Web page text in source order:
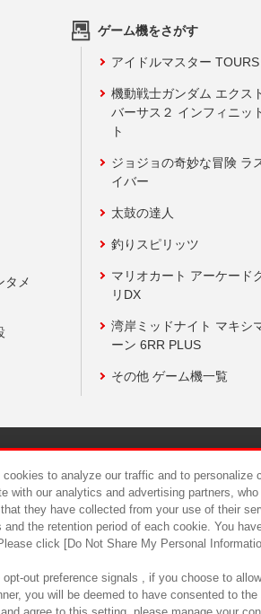
タメ
ゲーム機をさがす
アイドルマスター TOURS
機動戦士ガンダム エクス
バーサス２ インフィニッ
ト
ジョジョの奇妙な冒険 ラ
イバー
太鼓の達人
釣りスピリッツ
マリオカート アーケード
リDX
湾岸ミッドナイト マキシ
ーン 6RR PLUS
その他 ゲーム機一覧
食品のご提供について カスタ
to analyze our traffic and to personalize
with our analytics and advertising partners,
they have collected from your use of their
the retention period of each cookie. You
click [Do Not Share My Personal
out preference signals , if you choose to
you will be deemed to have consented to